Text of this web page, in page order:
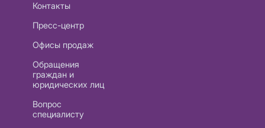
Контакты
Пресс-центр
Офисы продаж
Обращения
граждан и
юридических лиц
Вопрос
специалисту